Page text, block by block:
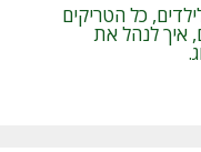
כל הטריקים
איך לנהל את